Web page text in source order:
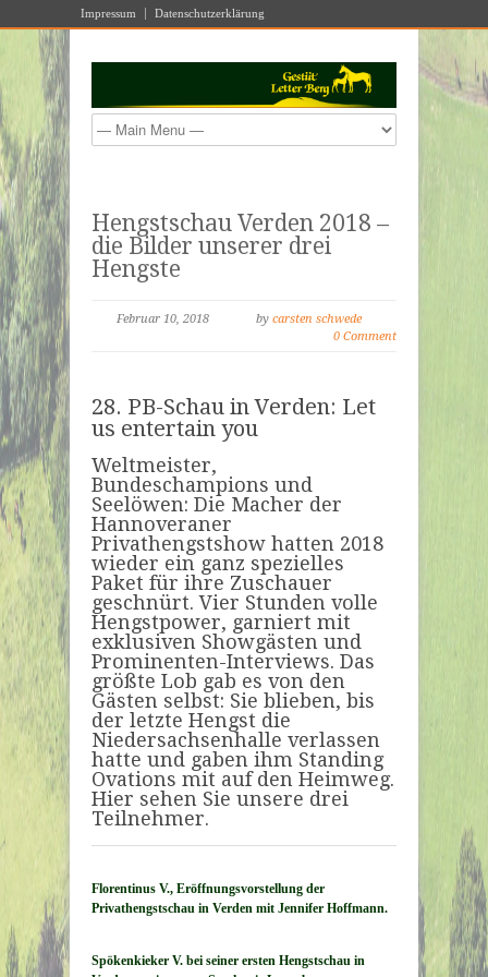
Impressum Datenschutzerklärung
Hengstschau Verden 2018 –
die Bilder unserer drei
Hengste
Februar 10, 2018 by carsten schwede
0 Comment
28. PB-Schau in Verden: Let
us entertain you
Weltmeister,
Bundeschampions und
Seelöwen: Die Macher der
Hannoveraner
Privathengstshow hatten 2018
wieder ein ganz spezielles
Paket für ihre Zuschauer
geschnürt. Vier Stunden volle
Hengstpower, garniert mit
exklusiven Showgästen und
Prominenten-Interviews. Das
größte Lob gab es von den
Gästen selbst: Sie blieben, bis
der letzte Hengst die
Niedersachsenhalle verlassen
hatte und gaben ihm Standing
Ovations mit auf den Heimweg.
Hier sehen Sie unsere drei
Teilnehmer.
Florentinus V., Eröffnungsvorstellung der
Privathengstschau in Verden mit Jennifer Hoffmann.
Spökenkieker V. bei seiner ersten Hengstschau in